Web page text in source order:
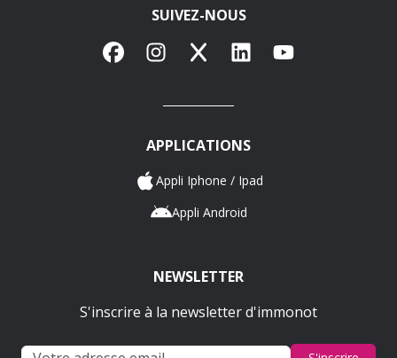
SUIVEZ-NOUS
FacebookInstagram
X LinkedInYouTube
APPLICATIONS
Appli Iphone / Ipad
Appli Android
NEWSLETTER
S'inscrire à la newsletter d'immonot